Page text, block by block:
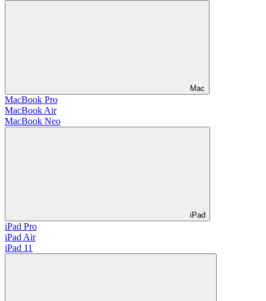
Mac
MacBook Pro
MacBook Air
MacBook Neo
iPad
iPad Pro
iPad Air
iPad 11